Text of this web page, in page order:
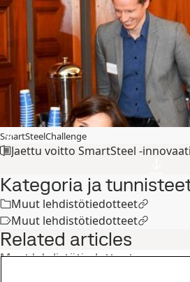
SmartSteelChallenge
Jaettu voitto SmartSteel -
Kategoria ja
Muut lehdistötiedotteet
Muut lehdistötiedotteet
Related articles
Muut lehdistötiedotteet